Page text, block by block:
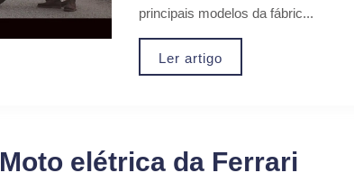
principais modelos da fábric...
Ler artigo
Moto elétrica da Ferrari